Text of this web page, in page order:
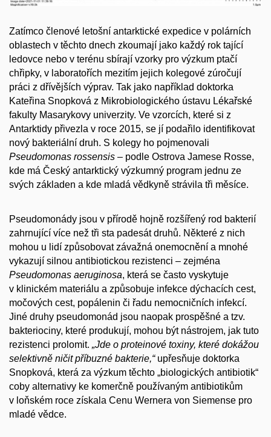
Zatímco členové letošní antarktické expedice v polárních
oblastech v těchto dnech zkoumají jako každý rok tající
ledovce nebo v terénu sbírají vzorky pro výzkum ptačí
chřipky, v laboratořích mezitím jejich kolegové zúročují
práci z dřívějších výprav. Tak jako například doktorka
Kateřina Snopková z Mikrobiologického ústavu Lékařské
fakulty Masarykovy univerzity. Ve vzorcích, které si z
Antarktidy přivezla v roce 2015, se jí podařilo identifikovat
nový bakteriální druh. S kolegy ho pojmenovali
Pseudomonas rossensis – podle Ostrova Jamese Rosse,
kde má Český antarktický výzkumný program jednu ze
svých základen a kde mladá vědkyně strávila tři měsíce.
Pseudomonády jsou v přírodě hojně rozšířený rod bakterií
zahrnující více než tři sta padesát druhů. Některé z nich
mohou u lidí způsobovat závažná onemocnění a mnohé
vykazují silnou antibiotickou rezistenci – zejména
Pseudomonas aeruginosa, která se často vyskytuje
v klinickém materiálu a způsobuje infekce dýchacích cest,
močových cest, popálenin či řadu nemocničních infekcí.
Jiné druhy pseudomonád jsou naopak prospěšné a tzv.
bakteriociny, které produkují, mohou být nástrojem, jak tuto
rezistenci prolomit. „Jde o proteinové toxiny, které dokážou
selektivně ničit příbuzné bakterie,“upřesňuje doktorka
Snopková, která za výzkum těchto „biologických antibiotik“
coby alternativy ke komerčně používaným antibiotikům
v loňském roce získala Cenu Wernera von Siemense pro
mladé vědce.